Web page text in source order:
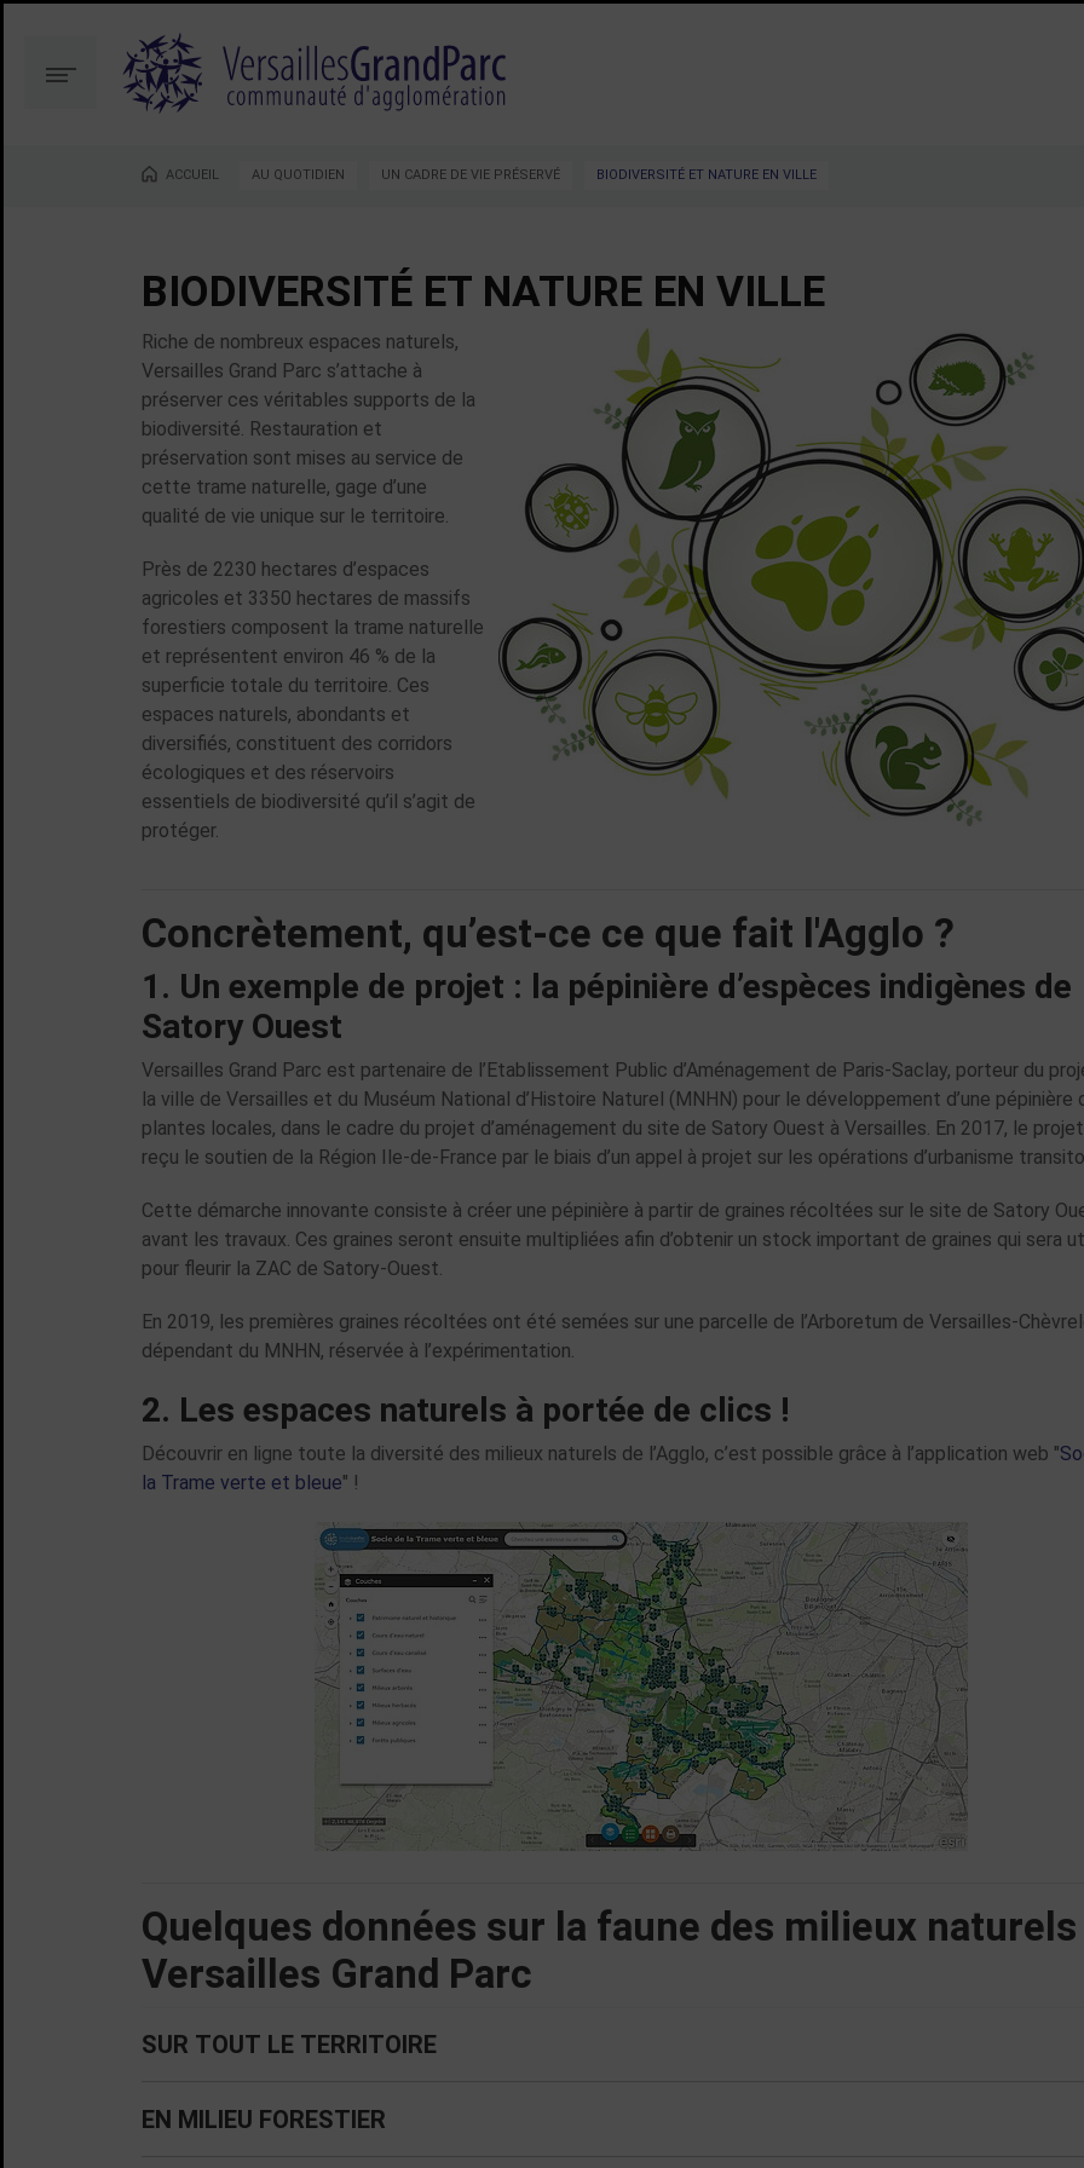
contenu
la
recherche
Menu
Vous êtes ici :
ACCUEIL AU QUOTIDIEN UN CADRE DE VIE PRÉSERVÉ BIODIVERSITÉ ET NATURE EN VILLE
BIODIVERSITÉ ET NATURE EN VILLE
Biodiversité et nature en ville
Riche de nombreux espaces naturels,
Versailles Grand Parc s’attache à
préserver ces véritables supports de la
biodiversité. Restauration et
préservation sont mises au service de
cette trame naturelle, gage d’une
qualité de vie unique sur le territoire.
Près de 2230 hectares d’espaces
agricoles et 3350 hectares de massifs
forestiers composent la trame naturelle
et représentent environ 46 % de la
superficie totale du territoire. Ces
espaces naturels, abondants et
diversifiés, constituent des corridors
écologiques et des réservoirs
essentiels de biodiversité qu’il s’agit de
protéger.
Concrètement, qu’est-ce ce que fait l'Agglo ?
1. Un exemple de projet : la pépinière d’espèces indigènes de
Satory Ouest
Versailles Grand Parc est partenaire de l’Etablissement Public d’Aménagement de Paris-Saclay, porteur du
la ville de Versailles et du Muséum National d’Histoire Naturel (MNHN) pour le développement d’une pépinière
plantes locales, dans le cadre du projet d’aménagement du site de Satory Ouest à Versailles. En 2017, le
reçu le soutien de la Région Ile-de-France par le biais d’un appel à projet sur les opérations d’urbanisme
Cette démarche innovante consiste à créer une pépinière à partir de graines récoltées sur le site de Satory
avant les travaux. Ces graines seront ensuite multipliées afin d’obtenir un stock important de graines qui sera
pour fleurir la ZAC de Satory-Ouest.
En 2019, les premières graines récoltées ont été semées sur une parcelle de l’Arboretum de Versailles-
dépendant du MNHN, réservée à l’expérimentation.
2. Les espaces naturels à portée de clics !
Découvrir en ligne toute la diversité des milieux naturels de l’Agglo, c’est possible grâce à l’application web "
la Trame verte et bleue" !
Quelques données sur la faune des milieux naturels
Versailles Grand Parc
SUR TOUT LE TERRITOIRE
EN MILIEU FORESTIER